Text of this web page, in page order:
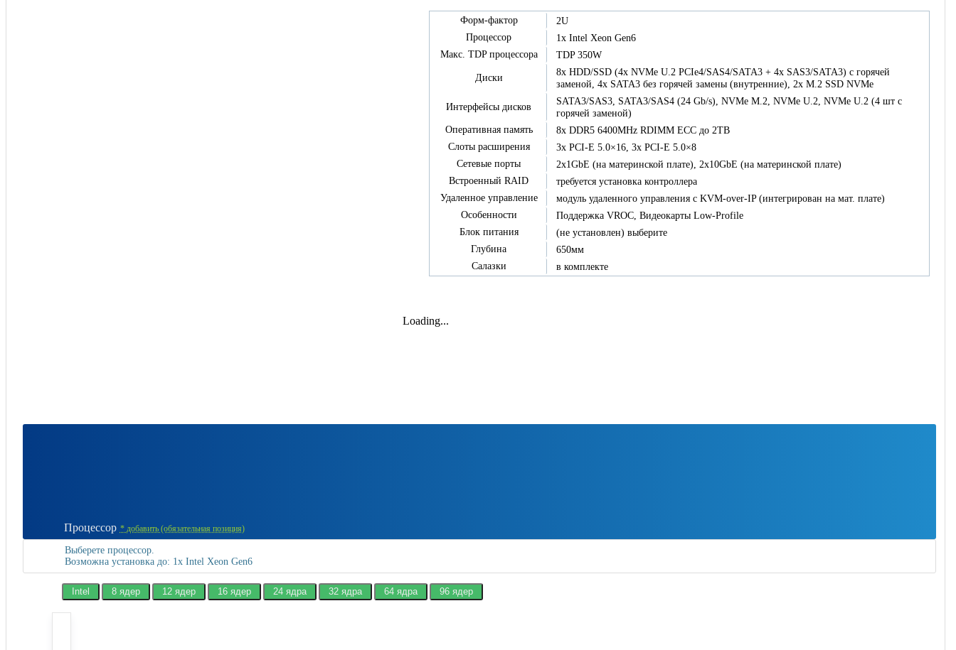
Форм-фактор
2U
Процессор
1x Intel Xeon Gen6
Макс. TDP процессора
TDP 350W
Диски
8x HDD/SSD (4x NVMe U.2 PCIe4/SAS4/SATA3 + 4x SAS3/SATA3) с горячей
заменой, 4x SATA3 без горячей замены (внутренние), 2х M.2 SSD NVMe
Интерфейсы дисков
SATA3/SAS3, SATA3/SAS4 (24 Gb/s), NVMe M.2, NVMe U.2, NVMe U.2 (4 шт с
горячей заменой)
Оперативная память
8x DDR5 6400MHz RDIMM ECC до 2TB
Слоты расширения
3x PCI-E 5.0×16, 3x PCI-E 5.0×8
Сетевые порты
2x1GbE (на материнской плате), 2x10GbE (на материнской плате)
Встроенный RAID
требуется установка контроллера
Удаленное управление
модуль удаленного управления с KVM-over-IP (интегрирован на мат. плате)
Особенности
Поддержка VROC, Видеокарты Low-Profile
Блок питания
(не установлен) выберите
Глубина
650мм
Салазки
в комплекте
Loading...
Процессор * добавить (обязательная позиция)
Выберете процессор.
Возможна установка до: 1x Intel Xeon Gen6
Intel 8 ядер 12 ядер 16 ядер 24 ядра 32 ядра 64 ядра 96 ядер